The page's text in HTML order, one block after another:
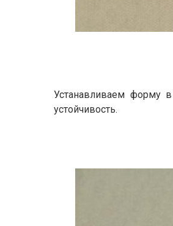
Устанавливаем форму
устойчивость.